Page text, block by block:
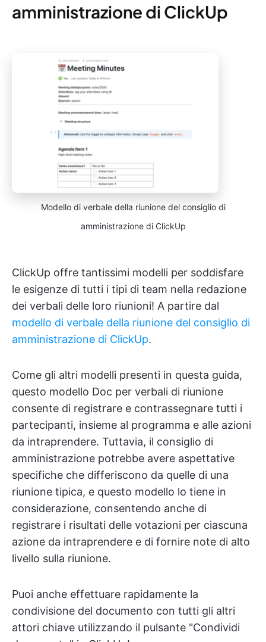
amministrazione di ClickUp
Modello di verbale della riunione del consiglio di
amministrazione di ClickUp
ClickUp offre tantissimi modelli per soddisfare
le esigenze di tutti i tipi di team nella redazione
dei verbali delle loro riunioni! A partire dal
modello di verbale della riunione del consiglio di
amministrazione di ClickUp.
Come gli altri modelli presenti in questa guida,
questo modello Doc per verbali di riunione
consente di registrare e contrassegnare tutti i
partecipanti, insieme al programma e alle azioni
da intraprendere. Tuttavia, il consiglio di
amministrazione potrebbe avere aspettative
specifiche che differiscono da quelle di una
riunione tipica, e questo modello lo tiene in
considerazione, consentendo anche di
registrare i risultati delle votazioni per ciascuna
azione da intraprendere e di fornire note di alto
livello sulla riunione.
Puoi anche effettuare rapidamente la
condivisione del documento con tutti gli altri
attori chiave utilizzando il pulsante "Condividi